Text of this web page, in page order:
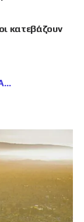
κατεβάζουν